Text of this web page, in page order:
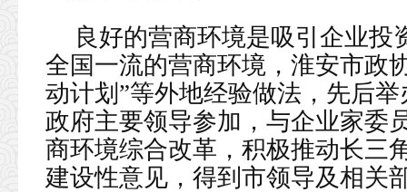
良好的营商环境是吸引企业
全国一流的营商环境，淮安市政
动计划”等外地经验做法，先后
政府主要领导参加，与企业家委
商环境综合改革，积极推动长三
建设性意见，得到市领导及相关